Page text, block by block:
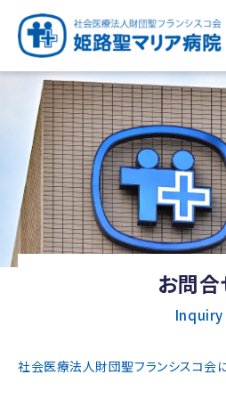
お問合
Inquiry
社会医療法人財団聖フランシスコ会